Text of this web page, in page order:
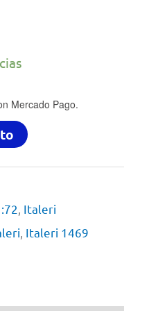
Mercado Pago.
Italeri
Italeri 1469